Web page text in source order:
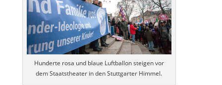
Hunderte rosa und blaue Luftballon steigen vor
dem Staatstheater in den Stuttgarter Himmel.